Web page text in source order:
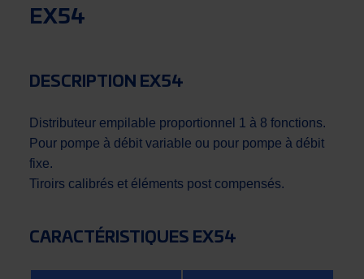
EX54
DESCRIPTION EX54
Distributeur empilable proportionnel 1 à 8 fonctions.
Pour pompe à débit variable ou pour pompe à débit
fixe.
Tiroirs calibrés et éléments post compensés.
CARACTÉRISTIQUES EX54